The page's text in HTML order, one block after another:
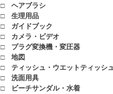
□ ヘアブラシ
□ 生理用品
□ ガイドブック
□ カメラ・ビデオ
□ プラグ変換機・変圧器
□ 地図
□ ティッシュ・ウエットティッシ
□ 洗面用具
□ ビーチサンダル・水着